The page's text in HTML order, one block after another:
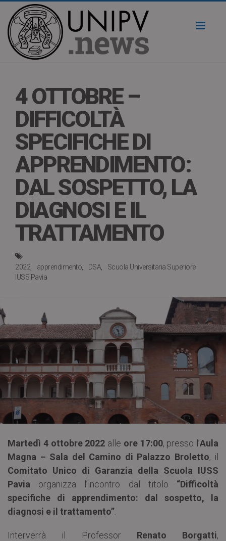
4 OTTOBRE –
DIFFICOLTÀ
SPECIFICHE DI
APPRENDIMENTO:
DAL SOSPETTO, LA
DIAGNOSI E IL
TRATTAMENTO
2022 apprendimento DSA
Scuola Universitaria Superiore
IUSS Pavia
Martedì 4 ottobre 2022 alle ore 17:00, presso l’Aula
Magna – Sala del Camino di Palazzo Broletto, il
Comitato Unico di Garanzia della Scuola IUSS
Pavia organizza l’incontro dal titolo “Difficoltà
specifiche di apprendimento: dal sospetto, la
diagnosi e il trattamento”
Interverrà il Professor Renato Borgatti,